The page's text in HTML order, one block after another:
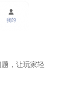
，让玩家轻